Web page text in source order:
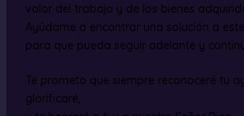
valor del trabajo y de los bienes
Ayúdame a encontrar una solución a
para que pueda seguir adelante y
Te prometo que siempre reconoceré tu
glorificaré,